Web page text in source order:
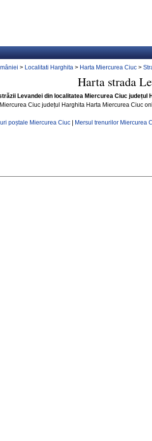
> Localitati Harghita > Harta Miercurea Ciuc >
Harta strada
Levandei din localitatea Miercurea Ciuc județul
Miercurea Ciuc județul Harghita Harta Miercurea Ciuc
poștale Miercurea Ciuc Mersul trenurilor Miercurea